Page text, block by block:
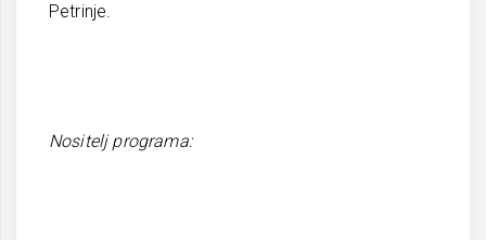
Petrinje.
Nositelj programa: